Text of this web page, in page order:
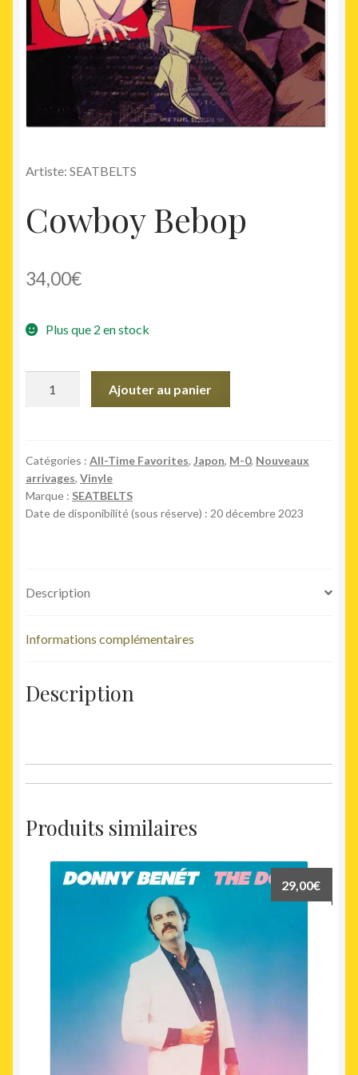
Artiste: SEATBELTS
Cowboy Bebop
34,00€
Plus que 2 en stock
Ajouter au panier
Catégories : All-Time Favorites, Japon, M-0, Nouveaux
arrivages, Vinyle
Marque : SEATBELTS
Date de disponibilité (sous réserve) : 20 décembre 2023
Description
Informations complémentaires
Description
Produits similaires
29,00€